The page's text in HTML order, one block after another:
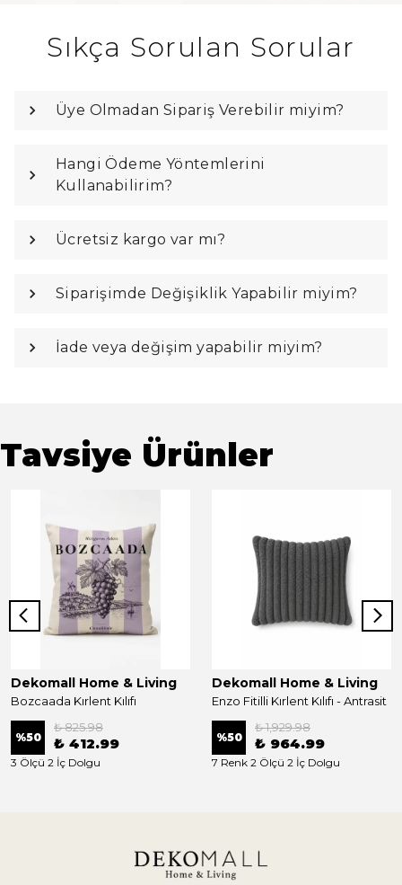
Sıkça Sorulan Sorular
Üye Olmadan Sipariş Verebilir miyim?
Hangi Ödeme Yöntemlerini
Kullanabilirim?
Ücretsiz kargo var mı?
Siparişimde Değişiklik Yapabilir miyim?
İade veya değişim yapabilir miyim?
Tavsiye Ürünler
Dekomall Home & Living
Bozcaada Kırlent Kılıfı
%50
₺ 825.98
₺ 412.99
3 Ölçü 2 İç Dolgu
Dekomall Home & Living
Enzo Fitilli Kırlent Kılıfı - Antrasit
%50
₺ 1,929.98
₺ 964.99
7 Renk 2 Ölçü 2 İç Dolgu